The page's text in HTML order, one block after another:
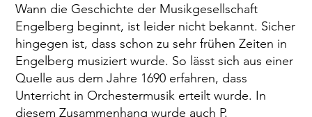
Wann die Geschichte der Musikgesellschaft
Engelberg beginnt, ist leider nicht bekannt. Sicher
hingegen ist, dass schon zu sehr frühen Zeiten in
Engelberg musiziert wurde. So lässt sich aus einer
Quelle aus dem Jahre 1690 erfahren, dass
Unterricht in Orchestermusik erteilt wurde. In
diesem Zusammenhang wurde auch P.